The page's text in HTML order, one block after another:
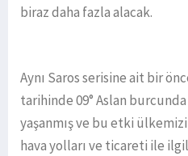
biraz daha fazla alacak.
Aynı Saros serisine ait bir
tarihinde 09° Aslan
yaşanmış ve bu etki
hava yolları ve ticareti ile